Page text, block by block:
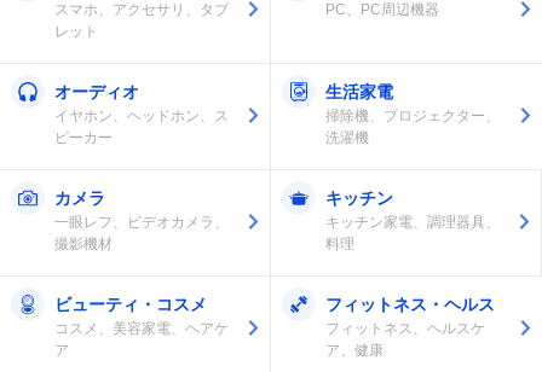
スマホ、アクセサリ、タブ
レット
PC、PC周辺機器
オーディオ
イヤホン、ヘッドホン、ス
ピーカー
生活家電
掃除機、プロジェクター、
洗濯機
カメラ
一眼レフ、ビデオカメラ、
撮影機材
キッチン
キッチン家電、調理器具、
料理
ビューティ・コスメ
コスメ、美容家電、ヘアケ
ア
フィットネス・ヘルス
フィットネス、ヘルスケ
ア、健康